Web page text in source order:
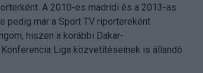
A 2010-es madridi és a 2013-as
pedig már a Sport TV riportereként
hiszen a korábbi Dakar-
Liga közvetítéseinek is állandó